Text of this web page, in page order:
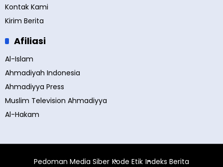
Kontak Kami
Kirim Berita
Afiliasi
Al-Islam
Ahmadiyah Indonesia
Ahmadiyya Press
Muslim Television Ahmadiyya
Al-Hakam
Pedoman Media Siber Kode Etik Indeks Berita